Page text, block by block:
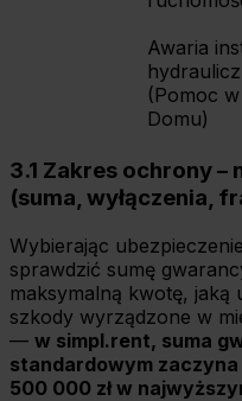
Awaria
(Pomoc w
Domu)
3.1 Zakres ochrony –
(suma, wyłączenia,
Wybierając
sprawdzić sumę
maksymalną kwotę, jaką
szkody wyrządzone w
— w simpl.rent, suma
standardowym zaczyna
500 000 zł w